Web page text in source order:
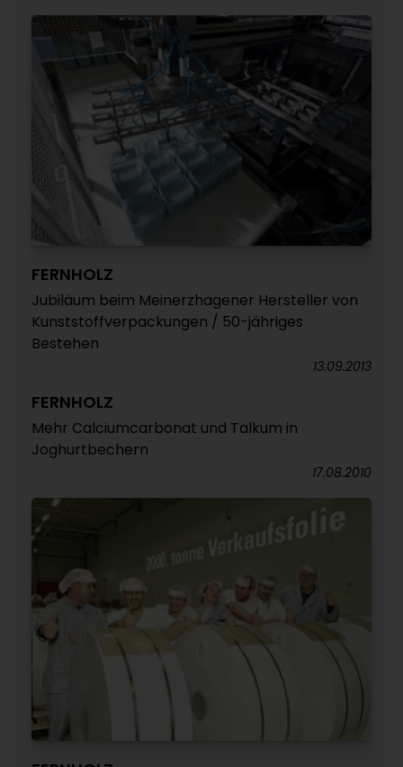
FERNHOLZ
Jubiläum beim Meinerzhagener Hersteller von
Kunststoffverpackungen / 50-jähriges
Bestehen
13.09.2013
FERNHOLZ
Mehr Calciumcarbonat und Talkum in
Joghurtbechern
17.08.2010